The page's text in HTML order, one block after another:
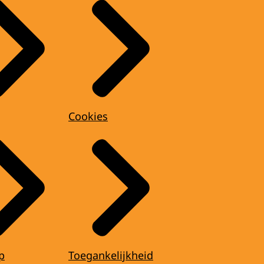
Cookies
Toegankelijkheid